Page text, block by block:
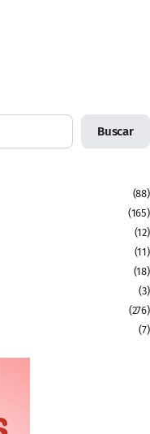
Buscar
(88)
(165)
(12)
(11)
(18)
(3)
(276)
(7)